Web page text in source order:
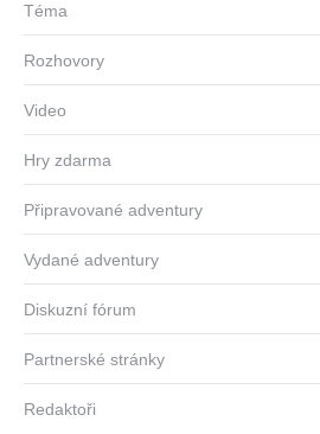
Téma
Rozhovory
Video
Hry zdarma
Připravované adventury
Vydané adventury
Diskuzní fórum
Partnerské stránky
Redaktoři